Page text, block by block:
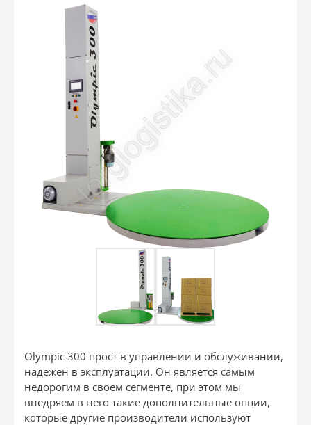
Olympic 300 прост в управлении и обслуживании,
надежен в эксплуатации. Он является самым
недорогим в своем сегменте, при этом мы
внедряем в него такие дополнительные опции,
которые другие производители используют